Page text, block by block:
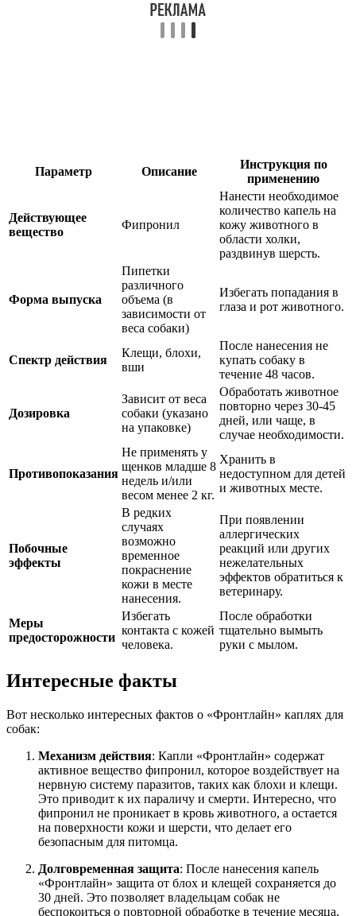
Параметр Описание
Инструкция по
применению
Действующее
вещество
Фипронил
Нанести необходимое
количество капель на
кожу животного в
области холки,
раздвинув шерсть.
Форма выпуска
Пипетки
различного
объема (в
зависимости от
веса собаки)
Избегать попадания в
глаза и рот животного.
Спектр действия
Клещи, блохи,
вши
После нанесения не
купать собаку в
течение 48 часов.
Дозировка
Зависит от веса
собаки (указано
на упаковке)
Обработать животное
повторно через 30-45
дней, или чаще, в
случае необходимости.
Противопоказания
Не применять у
щенков младше 8
недель и/или
весом менее 2 кг.
Хранить в
недоступном для детей
и животных месте.
Побочные
эффекты
В редких
случаях
возможно
временное
покраснение
кожи в месте
нанесения.
При появлении
аллергических
реакций или других
нежелательных
эффектов обратиться к
ветеринару.
Меры
предосторожности
Избегать
контакта с кожей
человека.
После обработки
тщательно вымыть
руки с мылом.
Интересные факты
Вот несколько интересных фактов о «Фронтлайн» каплях для
собак:
Механизм действия: Капли «Фронтлайн» содержат
активное вещество фипронил, которое воздействует на
нервную систему паразитов, таких как блохи и клещи.
Это приводит к их параличу и смерти. Интересно, что
фипронил не проникает в кровь животного, а остается
на поверхности кожи и шерсти, что делает его
безопасным для питомца.
Долговременная защита: После нанесения капель
«Фронтлайн» защита от блох и клещей сохраняется до
30 дней. Это позволяет владельцам собак не
беспокоиться о повторной обработке в течение месяца,